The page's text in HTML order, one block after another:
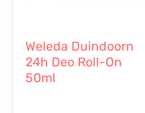
Weleda Duindoorn
24h Deo Roll-On
50ml